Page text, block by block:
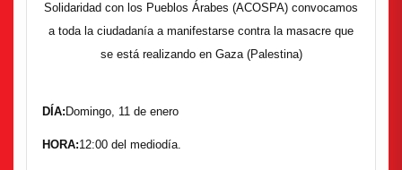
Solidaridad con los Pueblos Árabes (ACOSPA) convocamos
a toda la ciudadanía a manifestarse contra la masacre que
se está realizando en Gaza (Palestina)
DÍA:Domingo, 11 de enero
HORA:12:00 del mediodía.